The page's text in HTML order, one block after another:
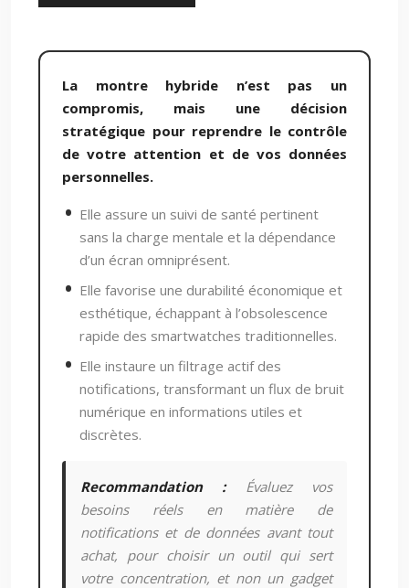
La montre hybride n’est pas un
compromis, mais une décision
stratégique pour reprendre le contrôle
de votre attention et de vos données
personnelles.
Elle assure un suivi de santé pertinent
sans la charge mentale et la dépendance
d’un écran omniprésent.
Elle favorise une durabilité économique et
esthétique, échappant à l’obsolescence
rapide des smartwatches traditionnelles.
Elle instaure un filtrage actif des
notifications, transformant un flux de bruit
numérique en informations utiles et
discrètes.
Recommandation :Évaluez vos
besoins réels en matière de
notifications et de données avant tout
achat, pour choisir un outil qui sert
votre concentration, et non un gadget